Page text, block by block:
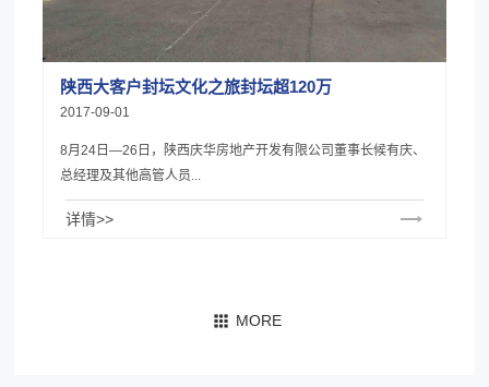
陕西大客户封坛文化之旅封坛超120万
2017-09-01
8月24日—26日，陕西庆华房地产开发有限公司董事长候有庆、
总经理及其他高管人员...
详情>>